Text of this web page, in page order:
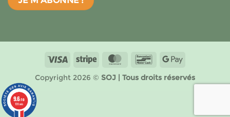
Visa Stripe MasterCardBancontactGoogle
Copyright 2026 © SOJ | Tous droits réservés
9.6/10
199 avis